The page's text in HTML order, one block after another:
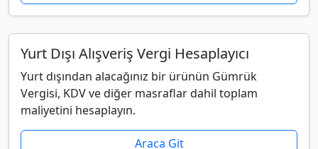
Yurt Dışı Alışveriş Vergi Hesaplayıcı
Yurt dışından alacağınız bir ürünün Gümrük
Vergisi, KDV ve diğer masraflar dahil toplam
maliyetini hesaplayın.
Araca Git